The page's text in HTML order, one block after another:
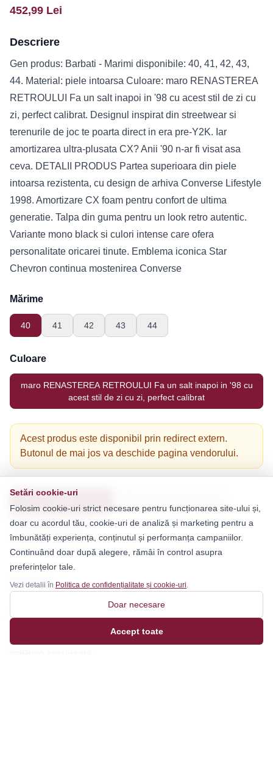
452,99 Lei
Descriere
Gen produs: Barbati - Marimi disponibile: 40, 41, 42, 43,
44. Material: piele intoarsa Culoare: maro RENASTEREA
RETROULUI Fa un salt inapoi in '98 cu acest stil de zi cu
zi, perfect calibrat. Designul inspirat din streetwear si
terenurile de joc te poarta direct in era pre-Y2K. Iar
amortizarea ultra-plusata CX? Anii '90 n-ar fi visat asa
ceva. DETALII PRODUS Partea superioara din piele
intoarsa rezistenta, cu design de arhiva Converse Lifestyle
1998. Amortizare CX foam pentru confort de ultima
generatie. Talpa din guma pentru un look retro autentic.
Variante mono black si culori intense care ofera
personalitate oricarei tinute. Emblema iconica Star
Chevron continua mostenirea Converse
Mărime
40 41 42 43 44
Culoare
maro RENASTEREA RETROULUI Fa un salt inapoi in '98 cu
acest stil de zi cu zi, perfect calibrat
Acest produs este disponibil prin redirect extern.
Butonul de mai jos va deschide pagina vendorului.
Distribuie
Livrare
1-3 zile lucrătoare
Transport gratuit
La comenzi peste 299 Lei
Setări cookie-uri
Folosim cookie-uri strict necesare pentru funcționarea site-ului și,
doar cu acordul tău, cookie-uri de analiză și marketing pentru a
îmbunătăți experiența, conținutul și performanța campaniilor.
Continuând doar după alegere, rămâi în control asupra
preferințelor tale.
Vezi detalii în Politica de confidențialitate și cookie-uri.
Doar necesare
Accept toate